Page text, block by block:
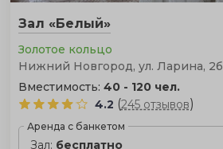
Зал «Белый»
Золотое кольцо
Нижний Новгород, ул. Ларина, 2б
Вместимость: 40 - 120 чел.
4.2 (245 отзывов)
Аренда с банкетом
Зал: бесплатно